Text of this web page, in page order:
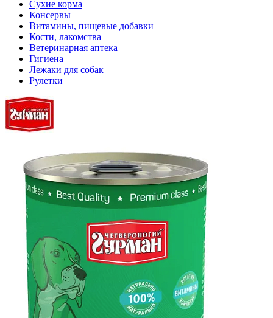
Сухие корма
Консервы
Витамины, пищевые добавки
Кости, лакомства
Ветеринарная аптека
Гигиена
Лежаки для собак
Рулетки